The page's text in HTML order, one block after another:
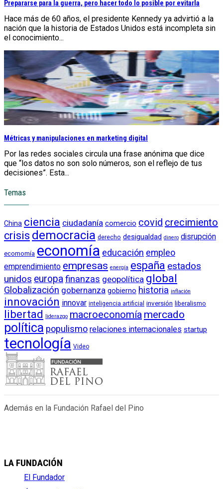
Prepararse para la guerra, pero hacer todo lo posible por evitarla
Hace más de 60 años, el presidente Kennedy ya advirtió a la
nación que la historia de Estados Unidos está incompleta sin
el conocimiento...
Métricas y manipulaciones en marketing digital
Por las redes sociales circula una frase anónima que dice
que “los datos no son solo números, son el reflejo de tus
decisiones”. Esta...
Temas
China ciencia ciudadanía comercio covid crecimiento
crisis democracia derecho desigualdad dinero disrupción
ecomomía economía educación empleo
emprendimiento empresas energía españa estados
unidos europafinanzas geopolítica global
Globalización gobernanza gobierno historia inflación
innovación innovar inteligencia artificial inversión liberalismo
libertad liderazgo macroeconomía mercado
política populismo relaciones internacionales startup
tecnología Video
Además en la Fundación Rafael del Pino
LA FUNDACIÓN
El Fundador